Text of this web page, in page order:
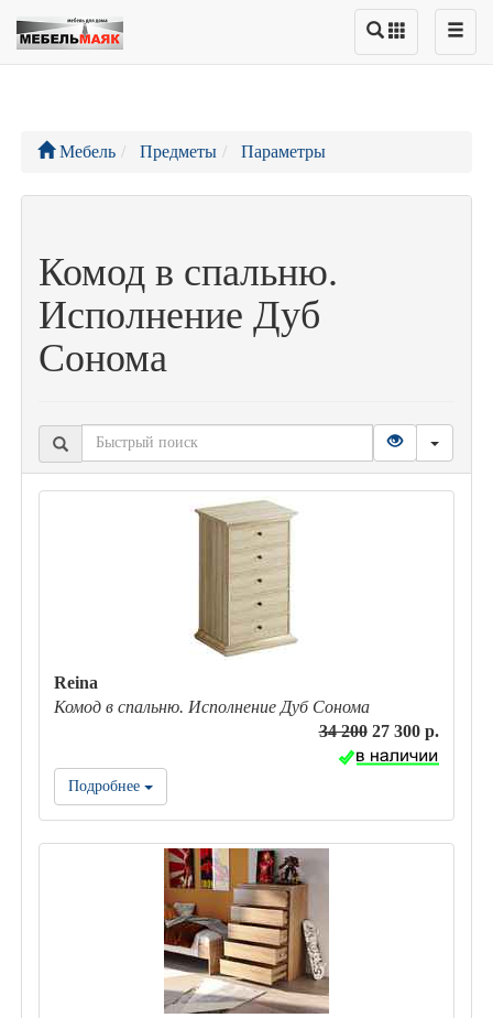
Мебель Предметы Параметры
Комод в спальню.
Исполнение Дуб
Сонома
Reina
Комод в спальню. Исполнение Дуб Сонома
34 20027 300 р.
Подробнее